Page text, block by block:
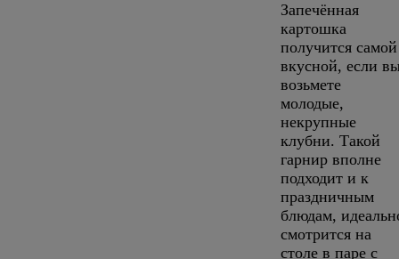
Запечённая
картошка
получится самой
вкусной, если
возьмете
молодые,
некрупные
клубни. Такой
гарнир вполне
подходит и к
праздничным
блюдам,
смотрится на
столе в паре с